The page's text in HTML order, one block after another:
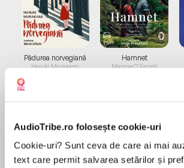
AudioTribe.ro folosește cookie-uri
Cookie-uri? Sunt ceva de care ai mai
text care permit salvarea setărilor și
Pădurea norvegiană
Haruki Murakami
Hamnet
Maggie O'Farrell